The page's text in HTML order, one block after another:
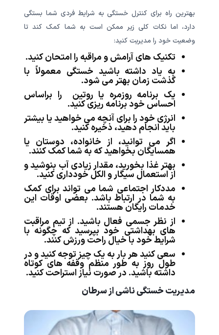
بهترین راه برای کنترل خستگی به شرایط فردی شما بستگی
دارد، اما نکات کلی زیر ممکن است به شما کمک کند تا
وضعیت خود را مدیریت کنید:
تکنیک های آرامش و مراقبه را امتحان کنید.
به یاد داشته باشید خستگی معمولاً با
گذشت زمان بهتر می شود.
یک برنامه روزمره یا روتین را براساس
احساس خود برنامه ریزی کنید.
انرژی خود را برای آنچه می خواهید یا بیشتر
باید انجام دهید، ذخیره کنید.
اگر می توانید، از خانواده، دوستان یا
همسایگان بخواهید که به شما کمک کنند.
بهتر غذا بخورید، مقدار زیادی آب بنوشید و
از استعمال سیگار و الکل خودداری کنید.
مددکار اجتماعی شما می تواند برای کمک
به شما در ارتباط باشد. بعضی اوقات این
خدمات رایگان هستند.
از نظر جسمی فعال باشید. از تیم مراقبت
های بهداشتی خود بپرسید که چگونه با
شرایط خود با خیال راحت ورزش کنند.
سعی کنید هر بار به یک چیز توجه کنید و در
طول روز به طور منظم وقفه های کوتاه
داشته باشید. در صورت نیاز استراحت کنید.
مدیریت خستگی ناشی از سرطان